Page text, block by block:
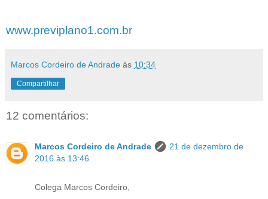
www.previplano1.com.br
Marcos Cordeiro de Andrade às 10:34
Compartilhar
12 comentários:
Marcos Cordeiro de Andrade
21 de dezembro de
2016 às 13:46
Colega Marcos Cordeiro,